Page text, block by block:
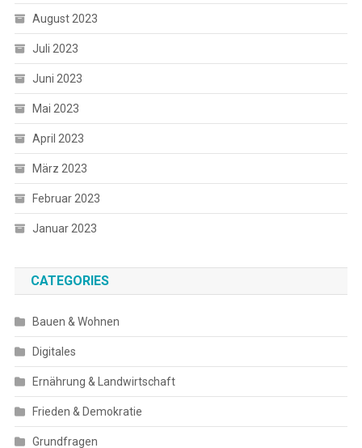
August 2023
Juli 2023
Juni 2023
Mai 2023
April 2023
März 2023
Februar 2023
Januar 2023
CATEGORIES
Bauen & Wohnen
Digitales
Ernährung & Landwirtschaft
Frieden & Demokratie
Grundfragen